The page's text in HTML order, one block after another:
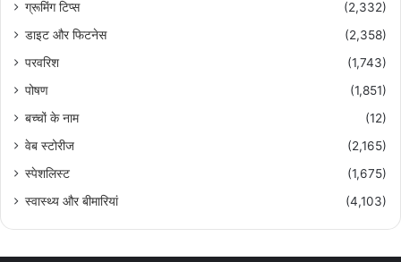
ग्रूमिंग टिप्स
(2,332)
डाइट और फिटनेस
(2,358)
परवरिश
(1,743)
पोषण
(1,851)
बच्चों के नाम
(12)
वेब स्टोरीज
(2,165)
स्पेशलिस्ट
(1,675)
स्वास्थ्य और बीमारियां
(4,103)